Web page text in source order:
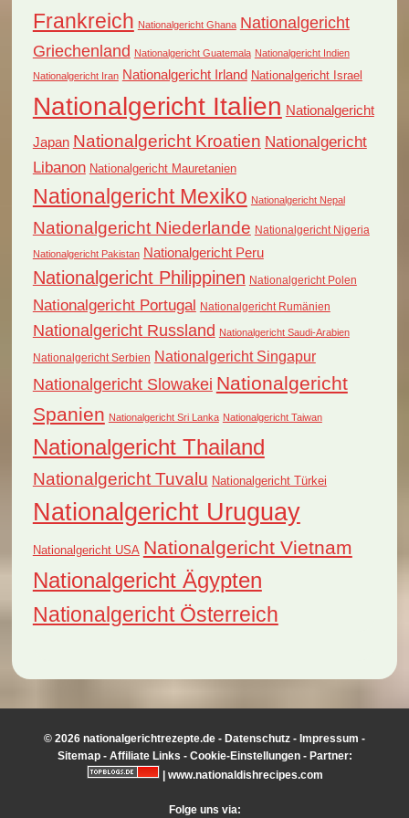
Frankreich Nationalgericht Ghana Nationalgericht
Griechenland Nationalgericht Guatemala Nationalgericht Indien
Nationalgericht Iran Nationalgericht Irland Nationalgericht Israel
Nationalgericht Italien Nationalgericht
Japan Nationalgericht Kroatien Nationalgericht
Libanon Nationalgericht Mauretanien
Nationalgericht Mexiko Nationalgericht Nepal
Nationalgericht Niederlande Nationalgericht Nigeria
Nationalgericht Pakistan Nationalgericht Peru
Nationalgericht Philippinen Nationalgericht Polen
Nationalgericht Portugal Nationalgericht Rumänien
Nationalgericht Russland Nationalgericht Saudi-Arabien
Nationalgericht Serbien Nationalgericht Singapur
Nationalgericht Slowakei Nationalgericht
Spanien Nationalgericht Sri Lanka Nationalgericht Taiwan
Nationalgericht Thailand
Nationalgericht Tuvalu Nationalgericht Türkei
Nationalgericht Uruguay
Nationalgericht USA Nationalgericht Vietnam
Nationalgericht Ägypten
Nationalgericht Österreich
© 2026 nationalgerichtrezepte.de - Datenschutz - Impressum -
Sitemap- Affiliate Links - Cookie-Einstellungen- Partner:
www.nationaldishrecipes.com
Folge uns via: